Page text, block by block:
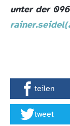
unter der
teilen
tweet